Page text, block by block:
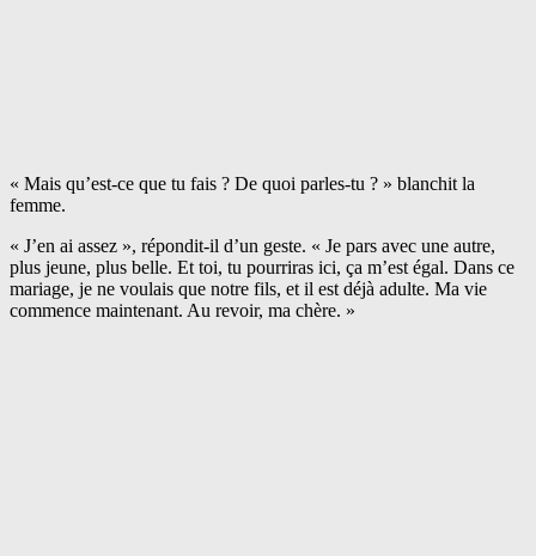
« Mais qu’est-ce que tu fais ? De quoi parles-tu ? » blanchit la
femme.
« J’en ai assez », répondit-il d’un geste. « Je pars avec une autre,
plus jeune, plus belle. Et toi, tu pourriras ici, ça m’est égal. Dans ce
mariage, je ne voulais que notre fils, et il est déjà adulte. Ma vie
commence maintenant. Au revoir, ma chère. »